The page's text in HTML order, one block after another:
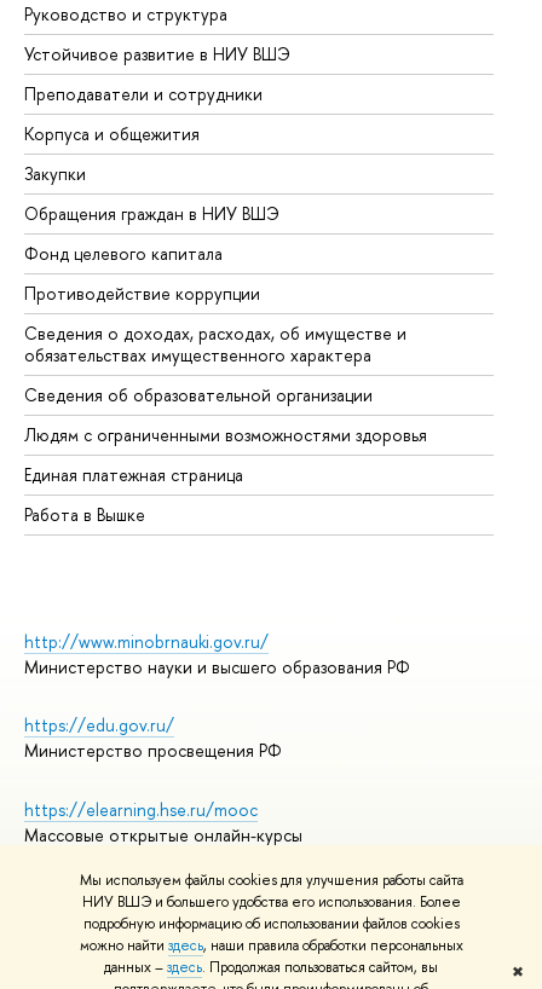
Мы используем файлы cookies для улучшения работы сайта
НИУ ВШЭ и большего удобства его использования. Более
подробную информацию об использовании файлов cookies
можно найти здесь, наши правила обработки персональных
данных –здесь. Продолжая пользоваться сайтом, вы
✖
Руководство и структура
Устойчивое развитие в НИУ ВШЭ
Преподаватели и сотрудники
Корпуса и общежития
Закупки
Обращения граждан в НИУ ВШЭ
Фонд целевого капитала
Противодействие коррупции
Сведения о доходах, расходах, об имуществе и
обязательствах имущественного характера
Сведения об образовательной организации
Людям с ограниченными возможностями здоровья
Единая платежная страница
Работа в Вышке
http://www.minobrnauki.gov.ru/
Министерство науки и высшего образования РФ
https://edu.gov.ru/
Министерство просвещения РФ
https://elearning.hse.ru/mooc
Массовые открытые онлайн-курсы
© НИУ ВШЭ 1993–2026
Адреса и контакты
Условия использования материалов